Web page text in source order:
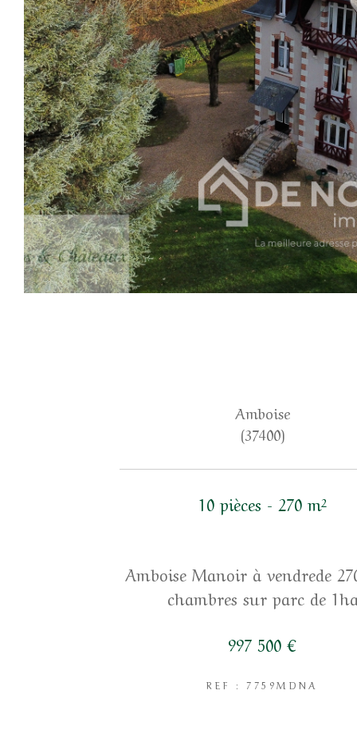
Amboise
(37400)
10 pièces - 270 m²
Amboise Manoir à vendrede
chambres sur parc de
997 500 €
REF : 7759MDNA